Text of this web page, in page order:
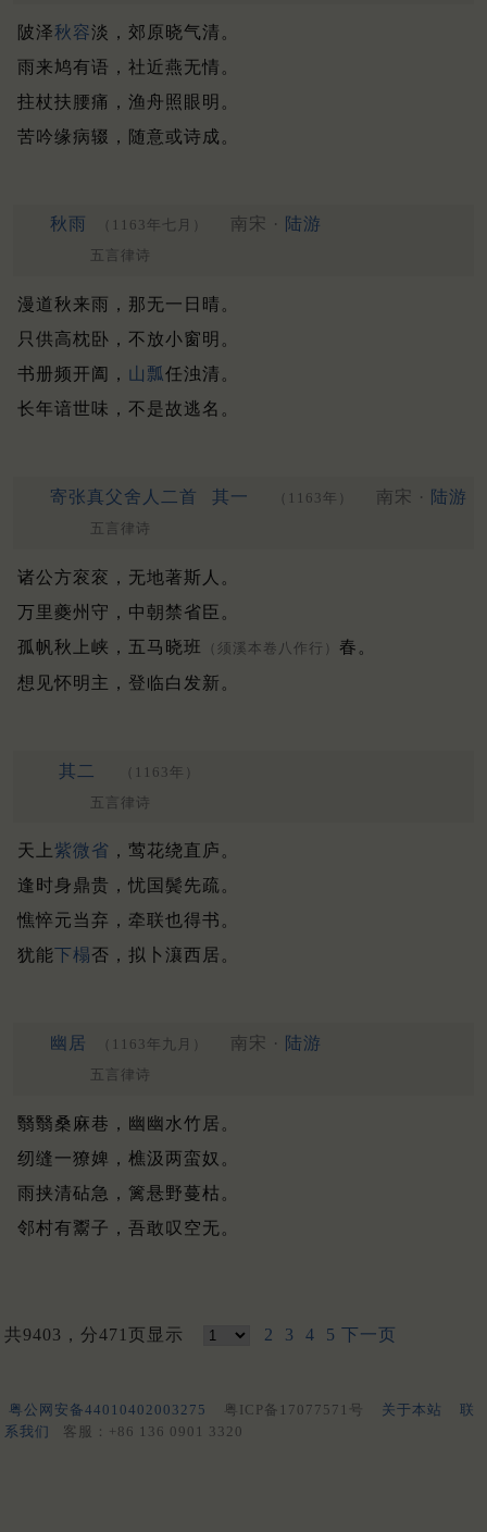
陂泽秋容淡，郊原晓气清。
雨来鸠有语，社近燕无情。
拄杖扶腰痛，渔舟照眼明。
苦吟缘病辍，随意或诗成。
秋雨 （1163年七月） 南宋 · 陆游
五言律诗
漫道秋来雨，那无一日晴。
只供高枕卧，不放小窗明。
书册频开阖， 山瓢任浊清。
长年谙世味，不是故逃名。
寄张真父舍人二首 其一 （1163年） 南宋 · 陆游
五言律诗
诸公方衮衮，无地著斯人。
万里夔州守，中朝禁省臣。
孤帆秋上峡，五马晓班
（须溪本卷八作行） 春。
想见怀明主，登临白发新。
其二
（1163年）
五言律诗
天上紫微省 ，莺花绕直庐。
逢时身鼎贵，忧国鬓先疏。
憔悴元当弃，牵联也得书。
犹能下榻否，拟卜瀼西居。
幽居 （1163年九月） 南宋 · 陆游
五言律诗
翳翳桑麻巷，幽幽水竹居。
纫缝一獠婢，樵汲两蛮奴。
雨挟清砧急，篱悬野蔓枯。
邻村有鬻子，吾敢叹空无。
共9403，分471页显示 2 3 4 5 下一页
粤公网安备44010402003275 粤ICP备17077571号 关于本站
联
系我们
客服：+86 136 0901 3320